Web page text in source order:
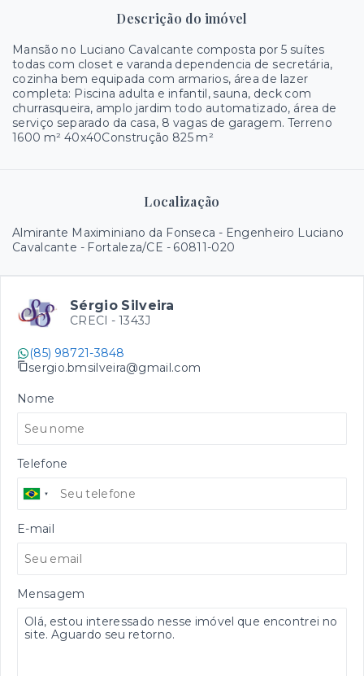
Descrição do imóvel
Mansão no Luciano Cavalcante composta por 5 suítes
todas com closet e varanda dependencia de secretária,
cozinha bem equipada com armarios, área de lazer
completa: Piscina adulta e infantil, sauna, deck com
churrasqueira, amplo jardim todo automatizado, área de
serviço separado da casa, 8 vagas de garagem. Terreno
1600 m² 40x40Construção 825 m²
Localização
Almirante Maximiniano da Fonseca - Engenheiro Luciano
Cavalcante - Fortaleza/CE - 60811-020
Sérgio Silveira
CRECI - 1343J
(85) 98721-3848
sergio.bmsilveira@gmail.com
Nome
Telefone
E-mail
Mensagem